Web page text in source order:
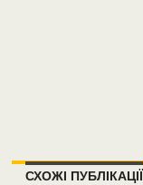
СХОЖІ ПУБЛІКАЦІЇ